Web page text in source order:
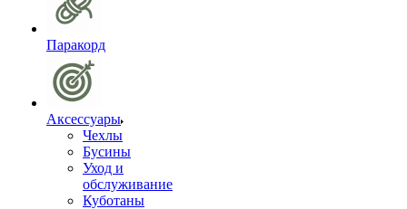
Паракорд
Аксессуары
Чехлы
Бусины
Уход и
обслуживание
Куботаны